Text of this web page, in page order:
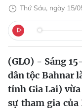
Thứ Sáu, ngày 15/
(GLO) - Sáng
dân tộc Bahnar
tỉnh Gia Lai)
sự tham gia